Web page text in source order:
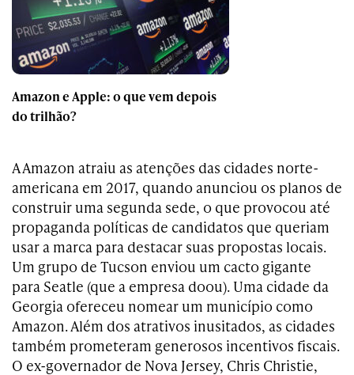
Amazon e Apple: o que vem depois
do trilhão?
A Amazon atraiu as atenções das cidades norte-
americana em 2017, quando anunciou os planos de
construir uma segunda sede, o que provocou até
propaganda políticas de candidatos que queriam
usar a marca para destacar suas propostas locais.
Um grupo de Tucson enviou um cacto gigante
para Seatle (que a empresa doou). Uma cidade da
Georgia ofereceu nomear um município como
Amazon. Além dos atrativos inusitados, as cidades
também prometeram generosos incentivos fiscais.
O ex-governador de Nova Jersey, Chris Christie,